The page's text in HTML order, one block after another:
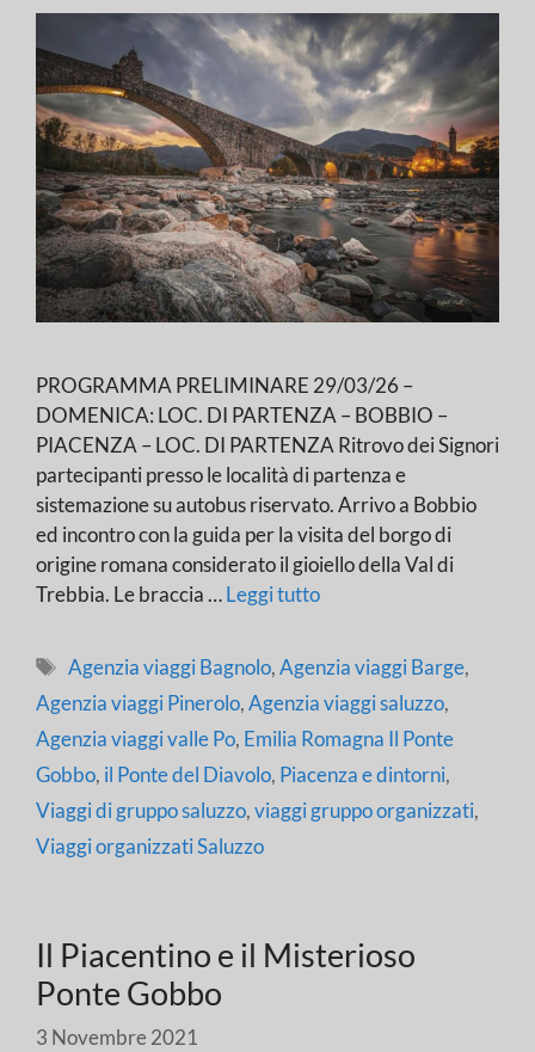
PROGRAMMA PRELIMINARE 29/03/26 –
DOMENICA: LOC. DI PARTENZA – BOBBIO –
PIACENZA – LOC. DI PARTENZA Ritrovo dei Signori
partecipanti presso le località di partenza e
sistemazione su autobus riservato. Arrivo a Bobbio
ed incontro con la guida per la visita del borgo di
origine romana considerato il gioiello della Val di
Trebbia. Le braccia …Leggi tutto
Tag
Agenzia viaggi Bagnolo,Agenzia viaggi Barge,
Agenzia viaggi Pinerolo,Agenzia viaggi saluzzo,
Agenzia viaggi valle Po, Emilia Romagna Il Ponte
Gobbo, il Ponte del Diavolo, Piacenza e dintorni,
Viaggi di gruppo saluzzo,viaggi gruppo organizzati,
Viaggi organizzati Saluzzo
Il Piacentino e il Misterioso
Ponte Gobbo
3 Novembre 2021